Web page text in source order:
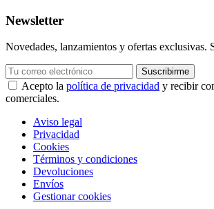
Newsletter
Novedades, lanzamientos y ofertas exclusivas.
Suscribirme
Acepto la política de privacidad y recibir
comerciales.
Aviso legal
Privacidad
Cookies
Términos y condiciones
Devoluciones
Envíos
Gestionar cookies